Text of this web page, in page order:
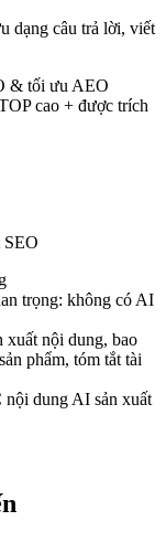
dạng câu trả lời, viết
& tối ưu AEO
cao + được trích
trọng: không có AI
xuất nội dung, bao
phẩm, tóm tắt tài
nội dung AI sản xuất